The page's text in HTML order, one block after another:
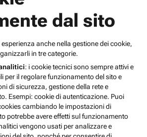
dal sito
anche nella gestione dei cookie,
in tre categorie.
: i cookie tecnici sono sempre attivi e
per il regolare funzionamento del sito e
di sicurezza, gestione della rete e
Esempi: cookie di autenticazione. Puoi
cambiando le impostazioni di
potrebbe avere effetti sul funzionamento
vengono usati per analizzare e